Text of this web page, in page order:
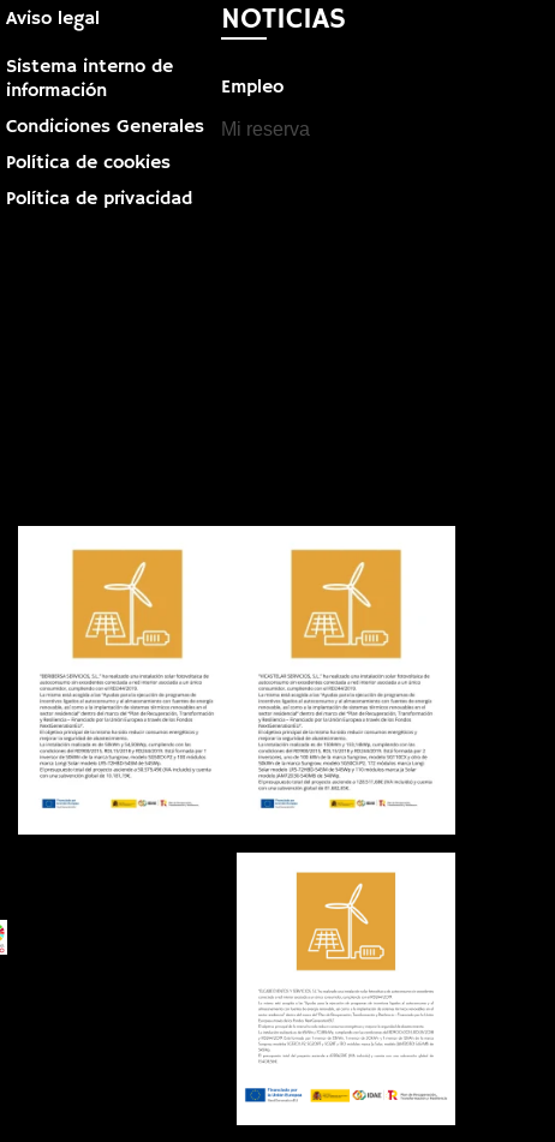
Aviso legal
Sistema interno de
información
Condiciones Generales
Política de cookies
Política de privacidad
NOTICIAS
Empleo
Mi reserva